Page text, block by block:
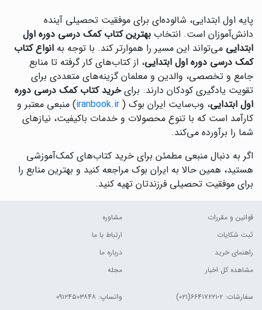
پایه اول ابتدایی، شالوده‌ای برای موفقیت تحصیلی آینده
دانش‌آموزان است. انتخاب بهترین کتاب کمک درسی دوره اول
ابتدایی می‌تواند این مسیر را هموارتر کند. با توجه به انواع کتاب
کمک درسی دوره اول ابتدایی، از کتاب‌های کار گرفته تا منابع
جامع و تخصصی، والدین و معلمان گزینه‌های متعددی برای
تقویت یادگیری کودکان دارند. برایخرید کتاب کمک درسی دوره
اول ابتدایی، وب‌سایت ایران بوک ( iranbook.ir) منبعی معتبر و
کارآمد است که با تنوع محصولات و خدمات باکیفیت، نیازهای
شما را برآورده می‌کند.
اگر به دنبال منبعی مطمئن برای خرید کتاب‌های کمک‌آموزشی
هستید، همین حالا به ایران بوک مراجعه کنید و بهترین منابع را
برای موفقیت تحصیلی فرزندتان تهیه کنید.
قوانین و مقررات
ثبت شکایات
راهنمای خرید
مشاهده کل اخبار
مشاوره
ارتباط با ما
درباره ما
مجله
سفارشات: ۲-۶۶۴۱۷۲۲۱(۰۲۱) واتساپ: ۰۹۱۲۴۵۰۳۸۴۸